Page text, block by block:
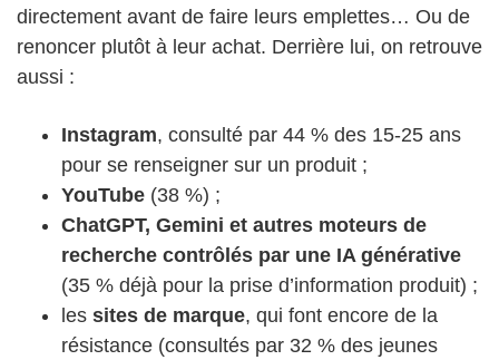
directement avant de faire leurs emplettes… Ou de
renoncer plutôt à leur achat. Derrière lui, on retrouve
aussi :
Instagram, consulté par 44 % des 15-25 ans
pour se renseigner sur un produit ;
YouTube (38 %) ;
ChatGPT, Gemini et autres moteurs de
recherche contrôlés par une IA générative
(35 % déjà pour la prise d’information produit) ;
les sites de marque, qui font encore de la
résistance (consultés par 32 % des jeunes